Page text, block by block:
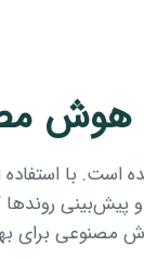
هوش
است. با
روندها
مصنوعی برای